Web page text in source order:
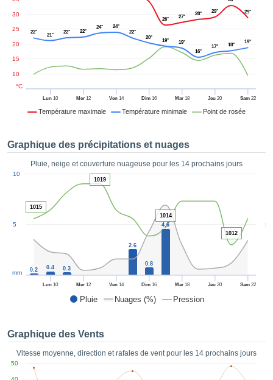
en
les
:
par le
de
des
de très
CONTINUER
PARAMÈTRES
Température maximale Température minimale Point de rosée
Lun 10 Mer12 Ven14 Dim 16 Mar18 Jeu 20 Sam22
10
15
20
25
30
°C
26° 27°
28° 29° 29°
22°
21°
22° 22°
24°
24°
22°
20°
19°
19°
16°
17° 18°
19°
Graphique des précipitations et nuages
Pluie, neige et couverture nuageuse pour les 14 prochains jours
Pluie Nuages (%) Pression
50
Lun 10 Mer12 Ven14 Dim 16 Mar18 Jeu 20 Sam22
5
10
mm 0.2 0.4 0.3
2.6
0.8
4.6
1015
1019
1014
1012
Graphique des Vents
Vitesse moyenne, direction et rafales de vent pour les 14 prochains jours
50